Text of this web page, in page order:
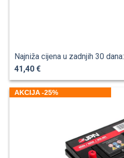
Najniža cijena u zadnjih 30 dana:
41,40 €
AKCIJA -25%